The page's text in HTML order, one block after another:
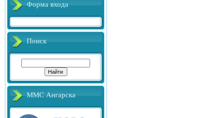
Форма входа
Поиск
ММС Ангарска